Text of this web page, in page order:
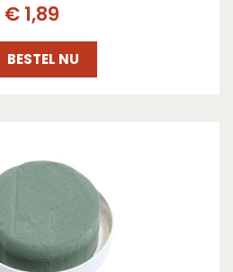
€ 1,89
BESTEL NU